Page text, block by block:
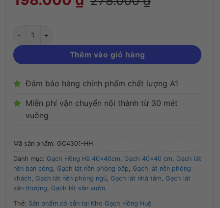
Thêm vào giỏ hàng
Đảm bảo hàng chính phẩm chất lượng A1
Miễn phí vận chuyển nội thành từ 30 mét
vuông
Mã sản phẩm: GC4301-HH
Danh mục: Gạch Hồng Hà 40x40cm, Gạch 40x40 cm, Gạch lát
nền ban công, Gạch lát nền phòng bếp, Gạch lát nền phòng
khách, Gạch lát nền phòng ngủ, Gạch lát nhà tắm, Gạch lát
sân thượng, Gạch lát sân vườn
Thẻ: Sản phẩm có sẵn tại Kho Gạch Hồng Huệ